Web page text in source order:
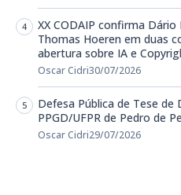
XX CODAIP confirma
Thomas Hoeren em duas
abertura sobre IA e
Oscar Cidri30/07/2026
Defesa Pública de Tese
PPGD/UFPR de Pedro de
Oscar Cidri29/07/2026